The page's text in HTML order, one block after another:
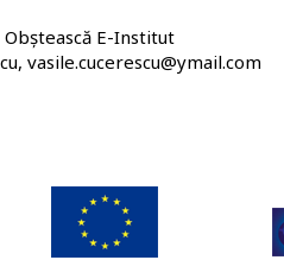
E-Institut
vasile.cucerescu@ymail.com